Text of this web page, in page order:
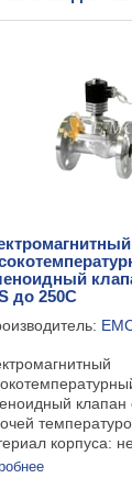
до 250С
клапан
корпуса:
Размеры